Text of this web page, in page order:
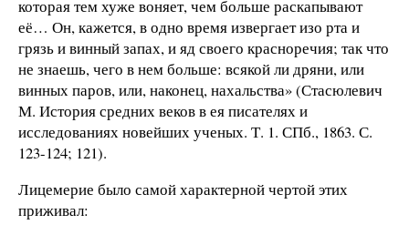
которая тем хуже воняет, чем больше раскапывают
её… Он, кажется, в одно время извергает изо рта и
грязь и винный запах, и яд своего красноречия; так что
не знаешь, чего в нем больше: всякой ли дряни, или
винных паров, или, наконец, нахальства» (Стасюлевич
М. История средних веков в ея писателях и
исследованиях новейших ученых. Т. 1. СПб., 1863. С.
123-124; 121).
Лицемерие было самой характерной чертой этих
приживал: